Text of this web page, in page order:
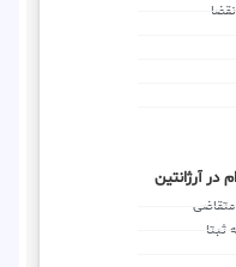
در آرژانتین